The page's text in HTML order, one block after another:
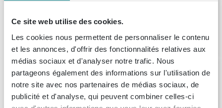
Ce site web utilise des cookies.
Les cookies nous permettent de personnaliser le contenu
et les annonces, d'offrir des fonctionnalités relatives aux
médias sociaux et d'analyser notre trafic. Nous
partageons également des informations sur l'utilisation de
notre site avec nos partenaires de médias sociaux, de
publicité et d'analyse, qui peuvent combiner celles-ci
385,89
Duravit D Code baignoire rectangulaire
170x75x40cm acrylique blanc
(3)
Livraison:7 - 8 semaines